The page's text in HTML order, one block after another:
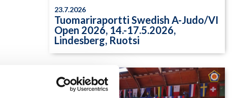
23.7.2026
Tuomariraportti Swedish A-Judo/VI
Open 2026, 14.-17.5.2026,
Lindesberg, Ruotsi